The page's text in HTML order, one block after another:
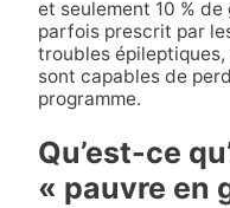
et seulement 10 %
parfois prescrit par
troubles
sont capables de
programme.
Qu’est-ce
« pauvre en